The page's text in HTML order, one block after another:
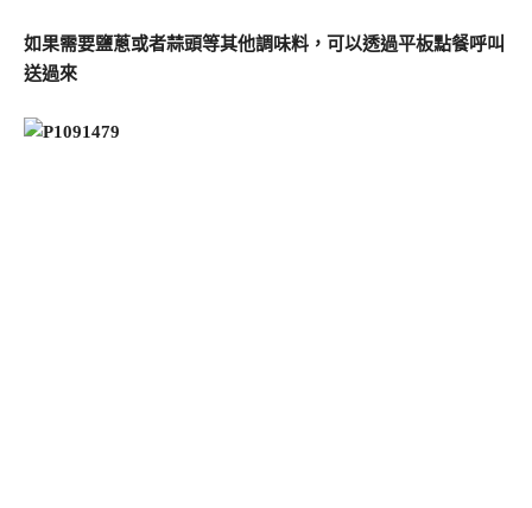
如果需要鹽蔥或者蒜頭等其他調味料，可以透過平板點餐呼叫
送過來